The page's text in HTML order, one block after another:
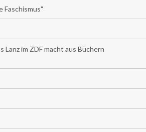
Faschismus"
Lanz im ZDF macht aus Büchern